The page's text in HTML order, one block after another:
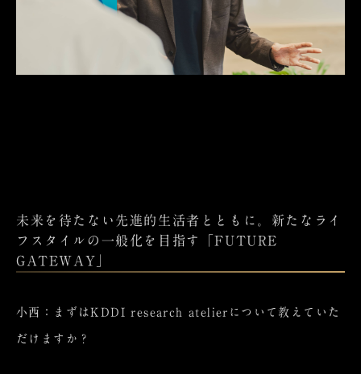
未来を待たない先進的生活者とともに。新たなライ
フスタイルの一般化を目指す「FUTURE
GATEWAY」
小西：まずはKDDI research atelierについて教えていた
だけますか？